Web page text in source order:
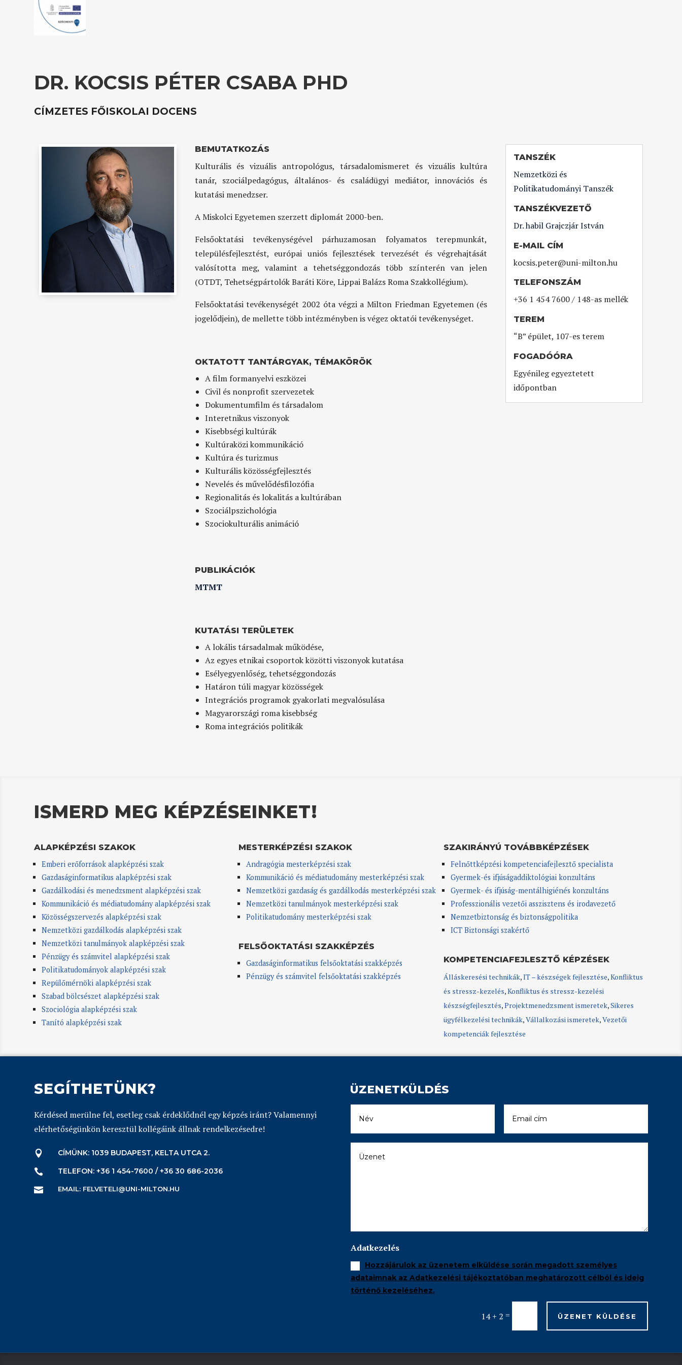
DR. KOCSIS PÉTER CSABA PHD
CÍMZETES FŐISKOLAI DOCENS
BEMUTATKOZÁS
Kulturális és vizuális antropológus, társadalomismeret és vizuális kultúra
tanár, szociálpedagógus, általános- és családügyi mediátor, innovációs és
kutatási menedzser.
A Miskolci Egyetemen szerzett diplomát 2000-ben.
Felsőoktatási tevékenységével párhuzamosan folyamatos terepmunkát,
településfejlesztést, európai uniós fejlesztések tervezését és végrehajtását
valósította meg, valamint a tehetséggondozás több színterén van jelen
(OTDT, Tehetségpártolók Baráti Köre, Lippai Balázs Roma Szakkollégium).
Felsőoktatási tevékenységét 2002 óta végzi a Milton Friedman Egyetemen (és
jogelődjein), de mellette több intézményben is végez oktatói tevékenységet.
OKTATOTT TANTÁRGYAK, TÉMAKÖRÖK
A film formanyelvi eszközei
Civil és nonprofit szervezetek
Dokumentumfilm és társadalom
Interetnikus viszonyok
Kisebbségi kultúrák
Kultúraközi kommunikáció
Kultúra és turizmus
Kulturális közösségfejlesztés
Nevelés és művelődésfilozófia
Regionalitás és lokalitás a kultúrában
Szociálpszichológia
Szociokulturális animáció
PUBLIKÁCIÓK
MTMT
KUTATÁSI TERÜLETEK
A lokális társadalmak működése,
Az egyes etnikai csoportok közötti viszonyok kutatása
Esélyegyenlőség, tehetséggondozás
Határon túli magyar közösségek
Integrációs programok gyakorlati megvalósulása
Magyarországi roma kisebbség
Roma integrációs politikák
TANSZÉK
Nemzetközi és
Politikatudományi Tanszék
TANSZÉKVEZETŐ
Dr. habil Grajczjár István
E-MAIL CÍM
kocsis.peter@uni-milton.hu
TELEFONSZÁM
+36 1 454 7600 / 148-as mellék
TEREM
“B” épület, 107-es terem
FOGADÓÓRA
Egyénileg egyeztetett
időpontban
ISMERD MEG KÉPZÉSEINKET!
ALAPKÉPZÉSI SZAKOK
Emberi erőforrások alapképzési szak
Gazdaságinformatikus alapképzési szak
Gazdálkodási és menedzsment alapképzési szak
Kommunikáció és médiatudomány alapképzési szak
Közösségszervezés alapképzési szak
Nemzetközi gazdálkodás alapképzési szak
Nemzetközi tanulmányok alapképzési szak
Pénzügy és számvitel alapképzési szak
Politikatudományok alapképzési szak
Repülőmérnöki alapképzési szak
Szabad bölcsészet alapképzési szak
Szociológia alapképzési szak
Tanító alapképzési szak
MESTERKÉPZÉSI SZAKOK
Andragógia mesterképzési szak
Kommunikáció és médiatudomány mesterképzési szak
Nemzetközi gazdaság és gazdálkodás mesterképzési szak
Nemzetközi tanulmányok mesterképzési szak
Politikatudomány mesterképzési szak
FELSŐOKTATÁSI SZAKKÉPZÉS
Gazdaságinformatikus felsőoktatási szakképzés
Pénzügy és számvitel felsőoktatási szakképzés
SZAKIRÁNYÚ TOVÁBBKÉPZÉSEK
Felnőttképzési kompetenciafejlesztő specialista
Gyermek-és ifjúságaddiktológiai konzultáns
Gyermek- és ifjúság-mentálhigiénés konzultáns
Professzionális vezetői asszisztens és irodavezető
Nemzetbiztonság és biztonságpolitika
ICT Biztonsági szakértő
KOMPETENCIAFEJLESZTŐ KÉPZÉSEK
Álláskeresési technikák,IT – készségek fejlesztése,Konfliktus
és stressz-kezelés,Konfliktus és stressz-kezelési
készségfejlesztés,Projektmenedzsment ismeretek,Sikeres
ügyfélkezelési technikák,Vállalkozási ismeretek,Vezetői
kompetenciák fejlesztése
SEGÍTHETÜNK?
Kérdésed merülne fel, esetleg csak érdeklődnél egy képzés iránt? Valamennyi
elérhetőségünkön keresztül kollégáink állnak rendelkezésedre!
 CÍMÜNK: 1039 BUDAPEST, KELTA UTCA 2.
 TELEFON: +36 1 454-7600 / +36 30 686-2036
 EMAIL: FELVETELI@UNI-MILTON.HU
ÜZENETKÜLDÉS
Adatkezelés
Hozzájárulok az üzenetem elküldése során megadott személyes
adataimnak az Adatkezelési tájékoztatóban meghatározott célból és ideig
történő kezeléséhez.
14 + 2 = ÜZENET KÜLDÉSE